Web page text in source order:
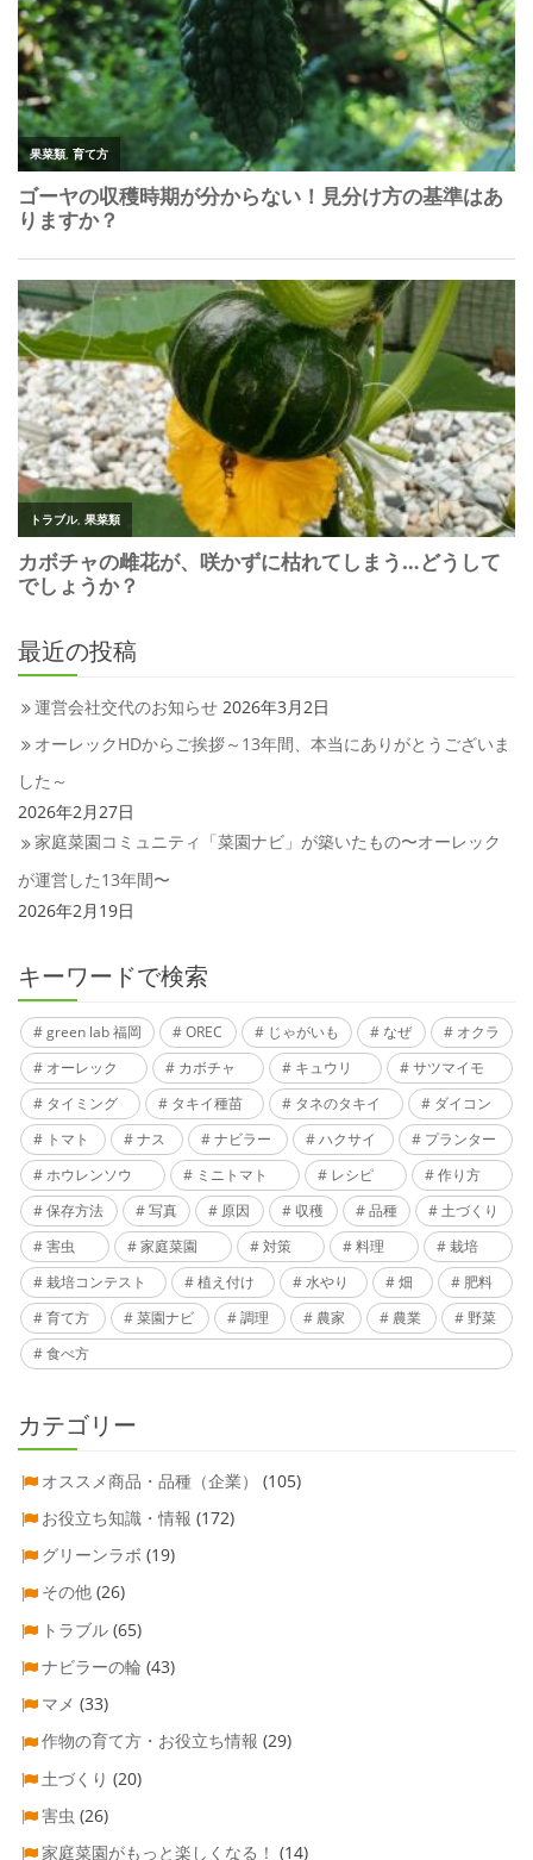
最近の投稿
運営会社交代のお知らせ 2026年3月2日
オーレックHDからご挨拶～13年間、本当にありがとうございま
した～
2026年2月27日
家庭菜園コミュニティ「菜園ナビ」が築いたもの〜オーレック
が運営した13年間〜
2026年2月19日
キーワードで検索
green lab 福岡 OREC じゃがいも なぜ
オクラ
オーレック
カボチャ キュウリ
サツマイモ
タイミング
タキイ種苗 タネのタキイ
ダイコン
トマト
ナス ナビラー ハクサイ
プランター
ホウレンソウ
ミニトマト レシピ
作り方
保存方法
写真 原因 収穫 品種
土づくり
害虫
家庭菜園 対策 料理
栽培
栽培コンテスト
植え付け 水やり 畑
肥料
育て方
菜園ナビ 調理 農家 農業
野菜
食べ方
カテゴリー
オススメ商品・品種（企業）
(105)
お役立ち知識・情報 (172)
グリーンラボ (19)
その他 (26)
トラブル (65)
ナビラーの輪 (43)
マメ (33)
作物の育て方・お役立ち情報 (29)
土づくり (20)
害虫 (26)
家庭菜園がもっと楽しくなる！ (14)